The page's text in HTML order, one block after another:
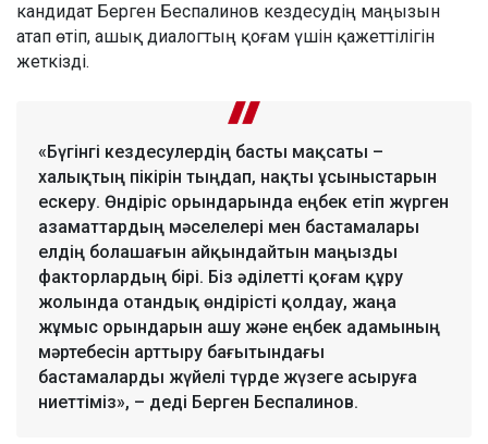
кандидат Берген Беспалинов кездесудің маңызын
атап өтіп, ашық диалогтың қоғам үшін қажеттілігін
жеткізді.
«Бүгінгі кездесулердің басты мақсаты –
халықтың пікірін тыңдап, нақты ұсыныстарын
ескеру. Өндіріс орындарында еңбек етіп жүрген
азаматтардың мәселелері мен бастамалары
елдің болашағын айқындайтын маңызды
факторлардың бірі. Біз әділетті қоғам құру
жолында отандық өндірісті қолдау, жаңа
жұмыс орындарын ашу және еңбек адамының
мәртебесін арттыру бағытындағы
бастамаларды жүйелі түрде жүзеге асыруға
ниеттіміз», – деді Берген Беспалинов.